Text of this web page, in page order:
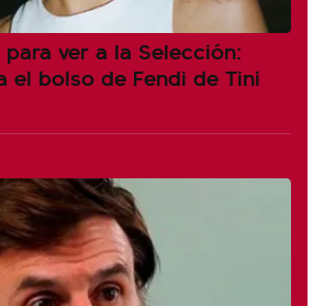
ver a la Selección:
el bolso de Fendi de Tini